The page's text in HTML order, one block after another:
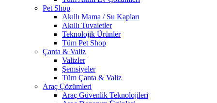
Pet Shop
Akıllı Mama / Su Kapları
Akıllı Tuvaletler
Teknolojik Ürünler
Tüm Pet Shop
Çanta & Valiz
Valizler
Şemsiyeler
Tüm Çanta & Valiz
Araç Çözümleri
Araç Güvenlik Teknolojileri